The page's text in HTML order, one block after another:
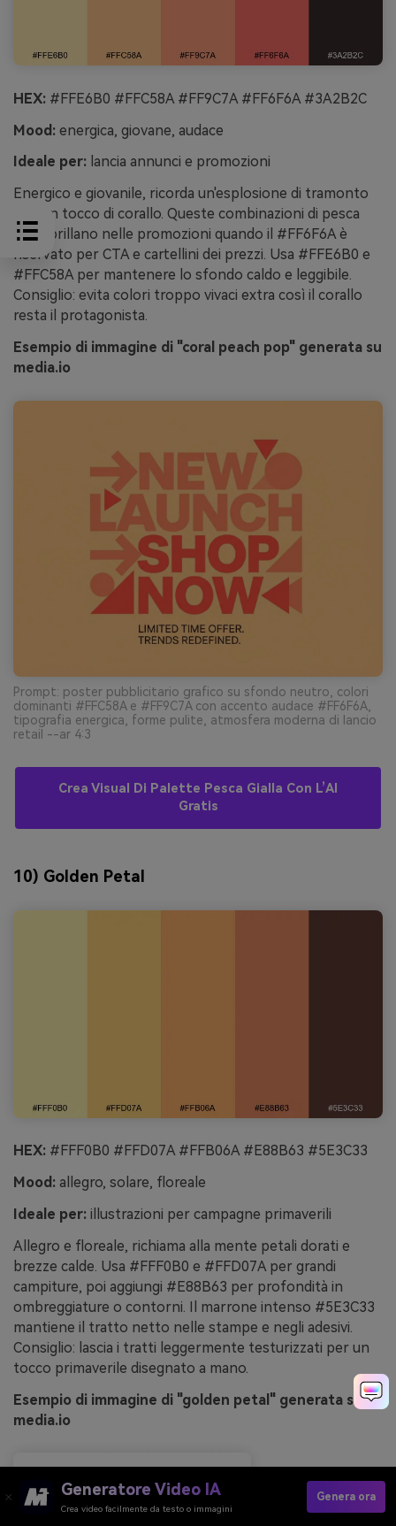
HEX: #FFE6B0 #FFC58A #FF9C7A #FF6F6A #3A2B2C
Mood: energica, giovane, audace
Ideale per: lancia annunci e promozioni
Energico e giovanile, ricorda un'esplosione di tramonto
con un tocco di corallo. Queste combinazioni di pesca
gialla brillano nelle promozioni quando il #FF6F6A è
riservato per CTA e cartellini dei prezzi. Usa #FFE6B0 e
#FFC58A per mantenere lo sfondo caldo e leggibile.
Consiglio: evita colori troppo vivaci extra così il corallo
resta il protagonista.
Esempio di immagine di "coral peach pop" generata su
media.io
Prompt: poster pubblicitario grafico su sfondo neutro, colori
dominanti #FFC58A e #FF9C7A con accento audace #FF6F6A,
tipografia energica, forme pulite, atmosfera moderna di lancio
retail --ar 4:3
Crea Visual Di Palette Pesca Gialla Con L’AI
Gratis
10) Golden Petal
HEX: #FFF0B0 #FFD07A #FFB06A #E88B63 #5E3C33
Mood: allegro, solare, floreale
Ideale per: illustrazioni per campagne primaverili
Allegro e floreale, richiama alla mente petali dorati e
brezze calde. Usa #FFF0B0 e #FFD07A per grandi
campiture, poi aggiungi #E88B63 per profondità in
ombreggiature o contorni. Il marrone intenso #5E3C33
mantiene il tratto netto nelle stampe e negli adesivi.
Consiglio: lascia i tratti leggermente testurizzati per un
tocco primaverile disegnato a mano.
Esempio di immagine di "golden petal" generata su
media.io
Generatore Video IA
Crea video facilmente da testo o immagini
Genera ora